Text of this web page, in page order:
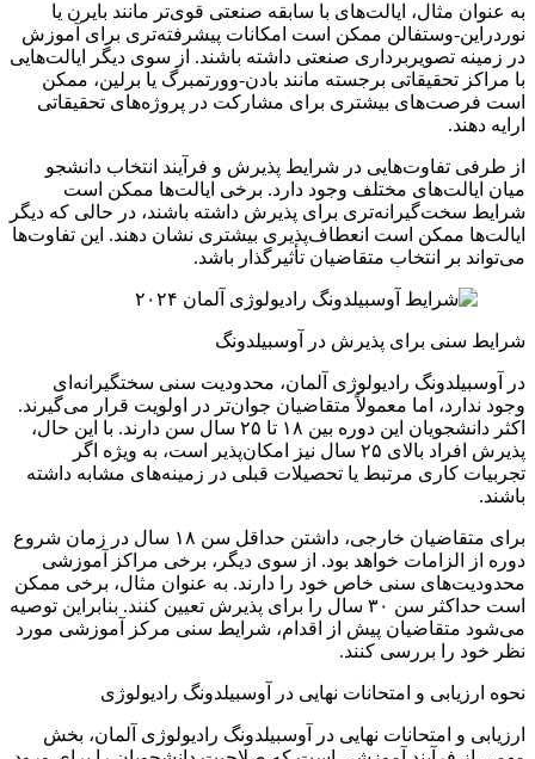
به عنوان مثال، ایالت‌های با سابقه صنعتی قوی‌تر مانند بایرن یا
نوردراین-وستفالن ممکن است امکانات پیشرفته‌تری برای آموزش
در زمینه تصویربرداری صنعتی داشته باشند. از سوی دیگر ایالت‌هایی
با مراکز تحقیقاتی برجسته مانند بادن-وورتمبرگ یا برلین، ممکن
است فرصت‌های بیشتری برای مشارکت در پروژه‌های تحقیقاتی
ارایه دهند.
از طرفی تفاوت‌هایی در شرایط پذیرش و فرآیند انتخاب دانشجو
میان ایالت‌های مختلف وجود دارد. برخی ایالت‌ها ممکن است
شرایط سخت‌گیرانه‌تری برای پذیرش داشته باشند، در حالی که دیگر
ایالت‌ها ممکن است انعطاف‌پذیری بیشتری نشان دهند. این تفاوت‌ها
می‌تواند بر انتخاب متقاضیان تأثیرگذار باشد.
شرایط سنی برای پذیرش در آوسبیلدونگ
در آوسبیلدونگ رادیولوژی آلمان، محدودیت سنی سختگیرانه‌ای
وجود ندارد، اما معمولاً متقاضیان جوان‌تر در اولویت قرار می‌گیرند.
اکثر دانشجویان این دوره بین ۱۸ تا ۲۵ سال سن دارند. با این حال،
پذیرش افراد بالای ۲۵ سال نیز امکان‌پذیر است، به ویژه اگر
تجربیات کاری مرتبط یا تحصیلات قبلی در زمینه‌های مشابه داشته
باشند.
برای متقاضیان خارجی، داشتن حداقل سن ۱۸ سال در زمان شروع
دوره از الزامات خواهد بود. از سوی دیگر، برخی مراکز آموزشی
محدودیت‌های سنی خاص خود را دارند. به عنوان مثال، برخی ممکن
است حداکثر سن ۳۰ سال را برای پذیرش تعیین کنند. بنابراین توصیه
می‌شود متقاضیان پیش از اقدام، شرایط سنی مرکز آموزشی مورد
نظر خود را بررسی کنند.
نحوه ارزیابی و امتحانات نهایی در آوسبیلدونگ رادیولوژی
ارزیابی و امتحانات نهایی در آوسبیلدونگ رادیولوژی آلمان، بخش